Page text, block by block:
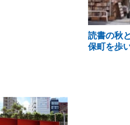
読書の秋
保町を歩